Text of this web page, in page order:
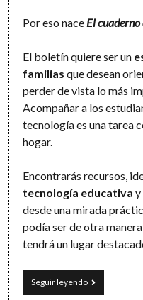
Por eso nace El cuaderno
El boletín quiere ser un
familias que desean
perder de vista lo más
Acompañar a los
tecnología es una tarea
hogar.
Encontrarás recursos,
tecnología educativa y
desde una mirada
podía ser de otra
tendrá un lugar
Seguir leyendoEl
cuaderno